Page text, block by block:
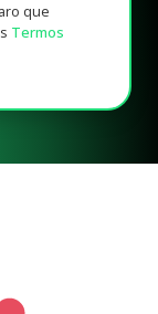
que
Termos